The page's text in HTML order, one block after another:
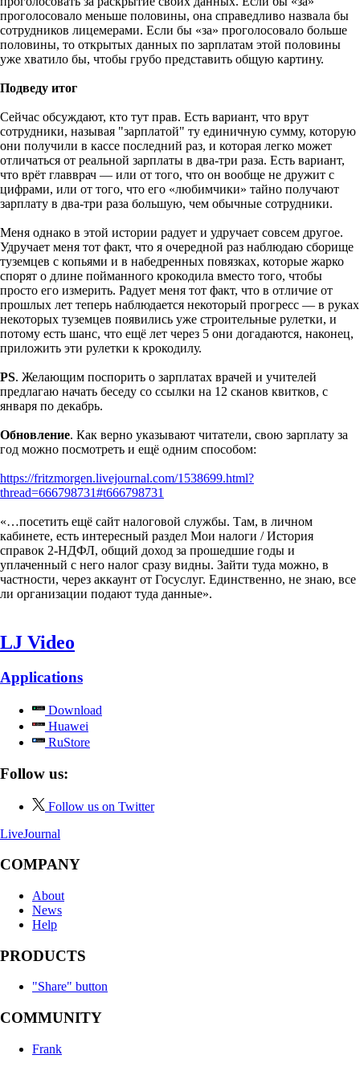
проголосовало меньше половины, она справедливо назвала бы
сотрудников лицемерами. Если бы «за» проголосовало больше
половины, то открытых данных по зарплатам этой половины
уже хватило бы, чтобы грубо представить общую картину.
Подведу итог
Сейчас обсуждают, кто тут прав. Есть вариант, что врут
сотрудники, называя "зарплатой" ту единичную сумму, которую
они получили в кассе последний раз, и которая легко может
отличаться от реальной зарплаты в два-три раза. Есть вариант,
что врёт главврач — или от того, что он вообще не дружит с
цифрами, или от того, что его «любимчики» тайно получают
зарплату в два-три раза большую, чем обычные сотрудники.
Меня однако в этой истории радует и удручает совсем другое.
Удручает меня тот факт, что я очередной раз наблюдаю сборище
туземцев с копьями и в набедренных повязках, которые жарко
спорят о длине пойманного крокодила вместо того, чтобы
просто его измерить. Радует меня тот факт, что в отличие от
прошлых лет теперь наблюдается некоторый прогресс — в руках
некоторых туземцев появились уже строительные рулетки, и
потому есть шанс, что ещё лет через 5 они догадаются, наконец,
приложить эти рулетки к крокодилу.
PS. Желающим поспорить о зарплатах врачей и учителей
предлагаю начать беседу со ссылки на 12 сканов квитков, с
января по декабрь.
Обновление. Как верно указывают читатели, свою зарплату за
год можно посмотреть и ещё одним способом:
https://fritzmorgen.livejournal.com/1538699.html?
thread=666798731#t666798731
«…посетить ещё сайт налоговой службы. Там, в личном
кабинете, есть интересный раздел Мои налоги / История
справок 2-НДФЛ, общий доход за прошедшие годы и
уплаченный с него налог сразу видны. Зайти туда можно, в
частности, через аккаунт от Госуслуг. Единственно, не знаю, все
ли организации подают туда данные».
LJ Video
Applications
Download
Huawei
RuStore
Follow us:
Follow us on Twitter
LiveJournal
COMPANY
About
News
Help
PRODUCTS
"Share" button
COMMUNITY
Frank